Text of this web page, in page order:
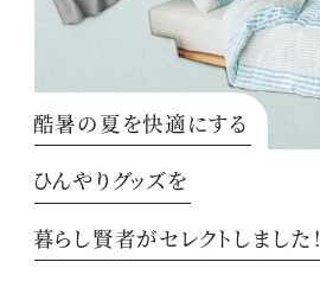
酷暑の夏を快適にする
ひんやりグッズを
暮らし賢者がセレクトしました！